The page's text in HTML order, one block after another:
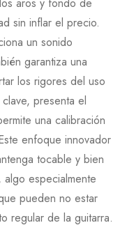
sin inflar el precio.
un sonido
garantiza una
los rigores del uso
presenta el
una calibración
enfoque innovador
tocable y bien
especialmente
pueden no estar
regular de la guitarra.